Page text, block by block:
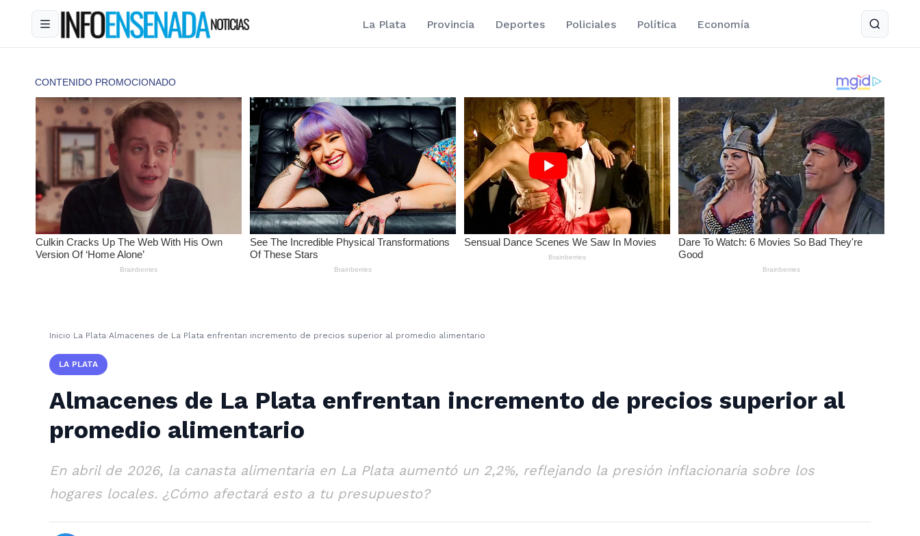
La Plata Provincia Deportes Policiales Política Economía
Inicio ›La Plata›Almacenes de La Plata enfrentan incremento de precios superior al promedio alimentario
LA PLATA
Almacenes de La Plata enfrentan incremento de precios superior al
promedio alimentario
En abril de 2026, la canasta alimentaria en La Plata aumentó un 2,2%, reflejando la presión inflacionaria sobre los
hogares locales. ¿Cómo afectará esto a tu presupuesto?